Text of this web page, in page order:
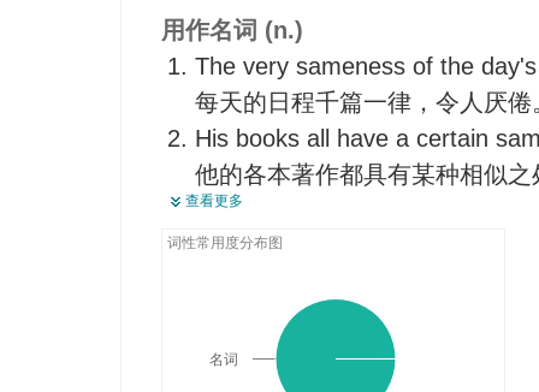
一致性
用作名词 (n.)
The very sameness of the
每天的日程千篇一律，令人厌倦
His books all have a certain
他的各本著作都具有某种相似之
She grew tired of the
饭菜单调，她都吃腻了。
查看更多
词性常用度分布图
名词